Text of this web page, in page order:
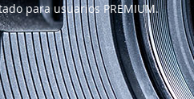
para usuarios PREMIUM.